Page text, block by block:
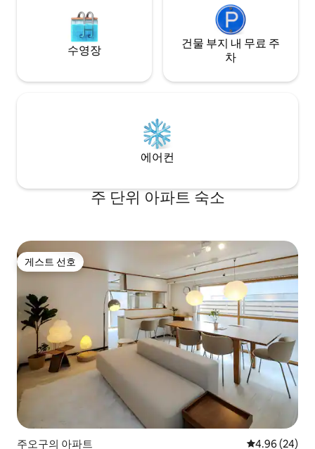
주방, 밥솥, 조리도구, 식기. 4. 어메니티 목
욕 수건, 손 수건, 샴푸, 린스, 바디 솝, 슬리
퍼, 칫솔, 티슈. 시설의 예비 부품 등은 제외
니다("만지지 마세요"라고 표시된 경우). 일
시, 라면, 징기스칸
기, 낚시, 풍선 등)
스시 롤 스시 만들
체험 일본 문화 체
소개해 드릴 수 있
수영장
건물 부지 내 무료 주
차
에어컨
주 단위 아파트 숙소
게스트 선호
게스트 선호
주오구의 아파트 평점 4.96점(5
4.96 (24)